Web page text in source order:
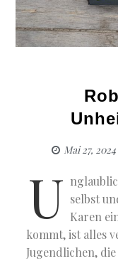
Mai 27, 2024
U selbst
Karen
kommt, ist alles
Jugendlichen,